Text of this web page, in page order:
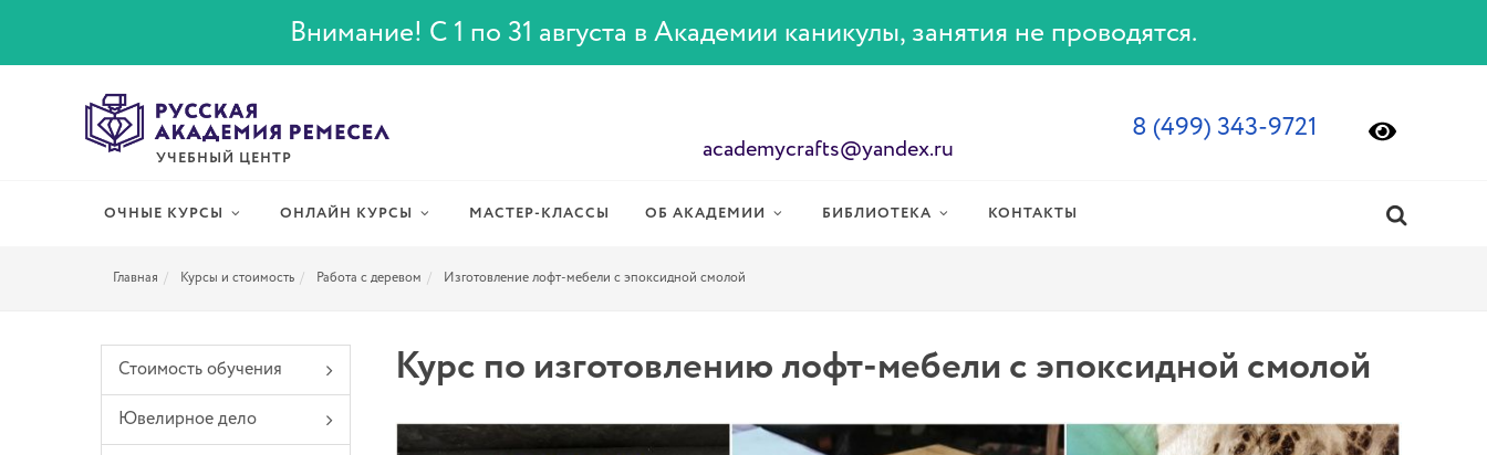
Внимание! С 1 по 31 августа в Академии каникулы, занятия не проводятся.
УЧЕБНЫЙ ЦЕНТР academycrafts@yandex.ru
8 (499) 343-9721
ОЧНЫЕ КУРСЫ ОНЛАЙН КУРСЫ МАСТЕР-КЛАССЫ ОБ АКАДЕМИИ БИБЛИОТЕКА КОНТАКТЫ
Главная Курсы и стоимость Работа с деревом Изготовление лофт-мебели с эпоксидной смолой
Стоимость обучения
Ювелирное дело
Курс по изготовлению лофт-мебели с эпоксидной смолой